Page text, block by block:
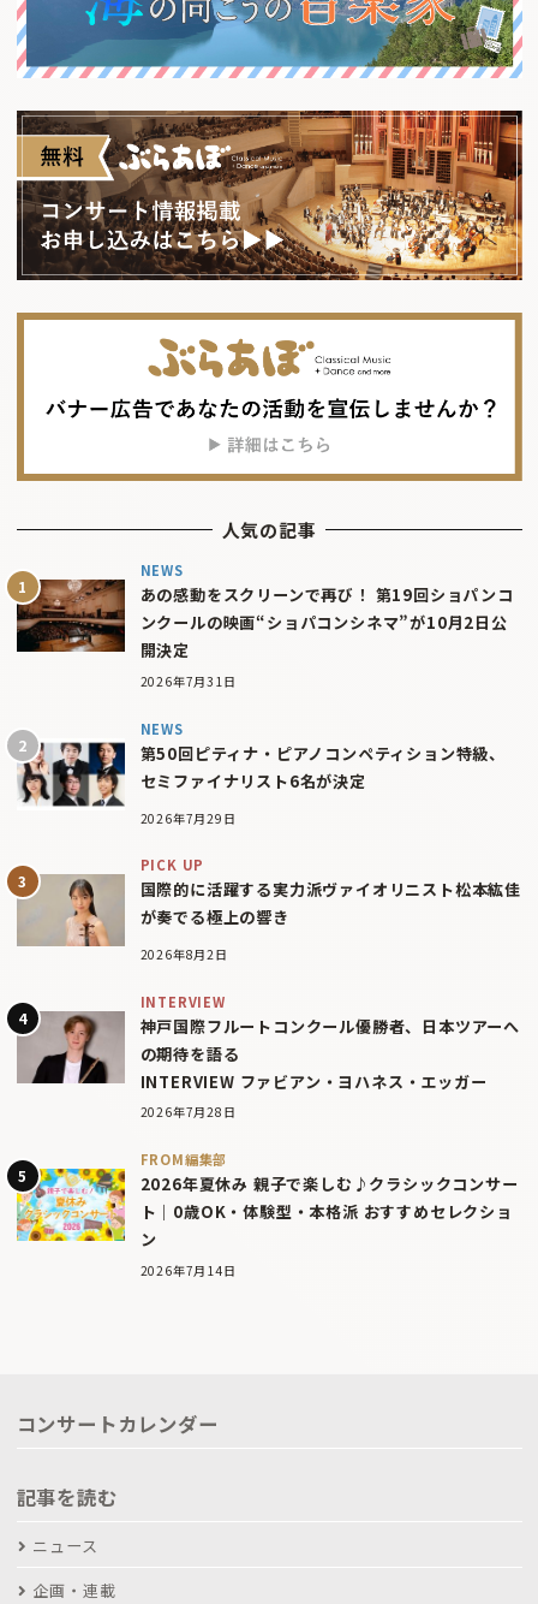
人気の記事
NEWS
あの感動をスクリーンで再び！ 第19回ショパンコ
ンクールの映画“ショパコンシネマ”が10月2日公
開決定
2026年7月31日
NEWS
第50回ピティナ・ピアノコンペティション特級、
セミファイナリスト6名が決定
2026年7月29日
PICK UP
国際的に活躍する実力派ヴァイオリニスト松本紘佳
が奏でる極上の響き
2026年8月2日
INTERVIEW
神戸国際フルートコンクール優勝者、日本ツアーへ
の期待を語る
INTERVIEW ファビアン・ヨハネス・エッガー
2026年7月28日
FROM編集部
2026年夏休み 親子で楽しむ♪クラシックコンサー
ト｜0歳OK・体験型・本格派 おすすめセレクショ
ン
2026年7月14日
コンサートカレンダー
記事を読む
ニュース
企画・連載